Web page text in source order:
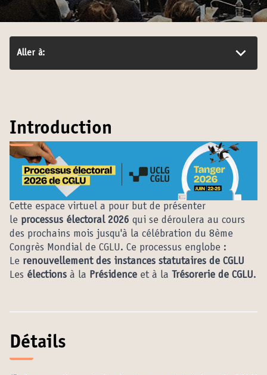
Aller à:
Introduction
Cette espace virtuel a pour but de présenter
le processus électoral 2026 qui se déroulera au cours
des prochains mois jusqu'à la célébration du 8ème
Congrès Mondial de CGLU. Ce processus englobe :
Le renouvellement des instances statutaires de CGLU
Les élections à la Présidence et à la Trésorerie de CGLU.
Détails